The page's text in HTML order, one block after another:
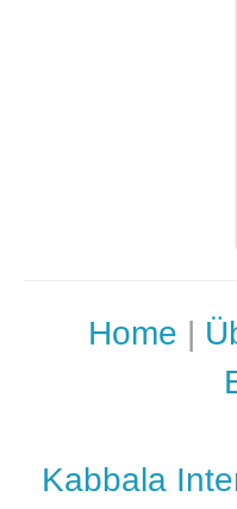
Home
Kabbala